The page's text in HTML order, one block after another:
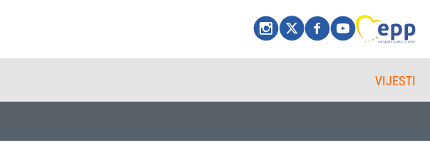
VIJESTI